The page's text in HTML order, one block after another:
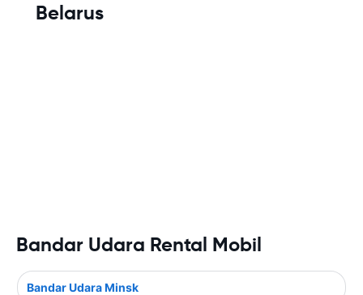
Belarus
Bandar Udara Rental Mobil
Bandar Udara Minsk